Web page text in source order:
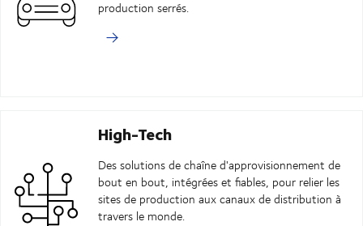
production serrés.
High-Tech
Des solutions de chaîne d'approvisionnement de
bout en bout, intégrées et fiables, pour relier les
sites de production aux canaux de distribution à
travers le monde.